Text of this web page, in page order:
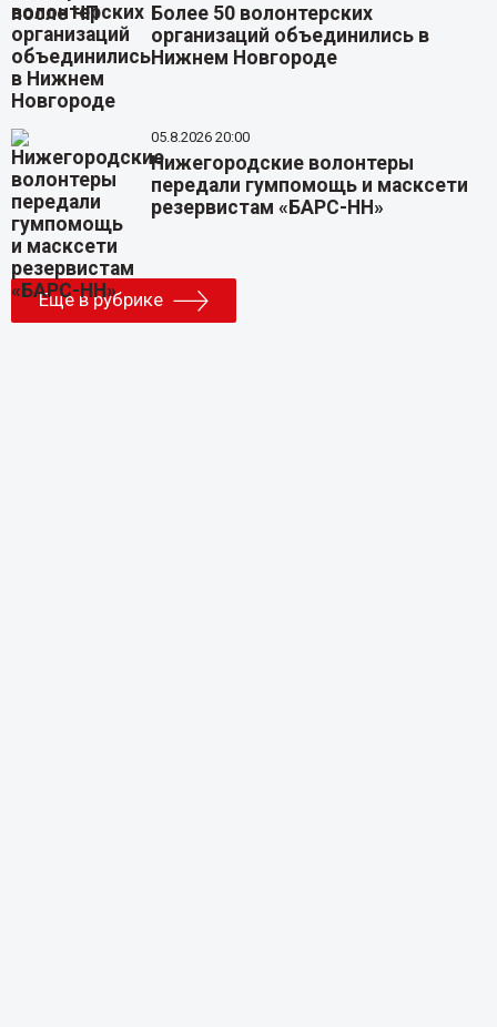
Более 50 волонтерских
организаций объединились в
Нижнем Новгороде
05.8.2026 20:00
Нижегородские волонтеры
передали гумпомощь и масксети
резервистам «БАРС-НН»
Еще в рубрике